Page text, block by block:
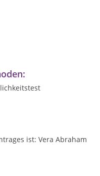
ist: Vera Abraham